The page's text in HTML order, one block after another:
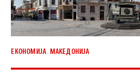
ЕКОНОМИЈА МАКЕДОНИЈА